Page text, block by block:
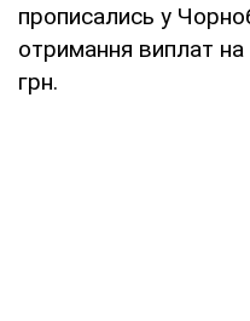
прописались у
отримання виплат
грн.